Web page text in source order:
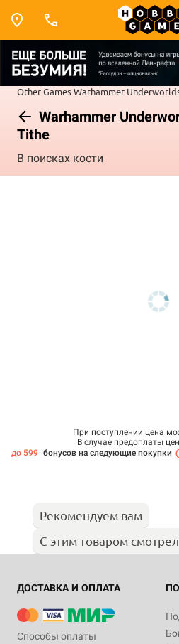
Other GamesWarhammer
Warhammer
Tithe
В поисках кости
При поступлении цена
В случае предоплаты
до 599 бонусов на следующие покупки
Рекомендуем вам
С этим товаром
ДОСТАВКА И ОПЛАТА
Способы оплаты